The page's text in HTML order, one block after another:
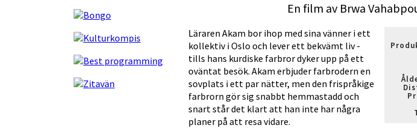
En film av Brwa
Läraren Akam bor ihop med sina vänner i ett
kollektiv i Oslo och lever ett bekvämt liv -
tills hans kurdiske farbror dyker upp på ett
oväntat besök. Akam erbjuder farbrodern en
sovplats i ett par nätter, men den frispråkige
farbrorn gör sig snabbt hemmastadd och
snart står det klart att han inte har några
planer på att resa vidare.